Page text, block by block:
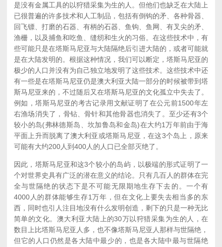
是没有金属工具的以狩猎采集为生的人。但他们也缺乏在大陆上
已很普遍的许多技术和人工制品，包括有倒钩的矛、各种骨器、
回飞镖、打磨的石器、有柄的石器、鱼钩、鱼网、有叉尖的矛、
渔栅，以及捕鱼和吃鱼、缝纫和生火的习俗。在这些技术中，有
些可能只是在塔斯马尼亚与大陆隔绝后引进大陆的，或者可能就
是在大陆发明的。根据这种情况，我们可以断定，塔斯马尼亚的
极少的人口并没有为自己独立地发明了这些技术。这些技术中还
有一些是在塔斯马尼亚仍是澳大利亚大陆一部分的时候被带到塔
斯马尼亚来的，不过随后又在塔斯马尼亚的文化孤立中失去了。
例如，塔斯马尼亚的考古记录用文献证明了在公元前1500年左
右渔场消失了，骨钻、骨针和其他骨器也消失了。至少还有3个
较小的岛(弗林德斯岛、坎加鲁岛和金岛)在大约1万年前由于海
平面上升而脱离了澳大利亚或塔斯马尼亚，在这3个岛上，原来
可能有大约200人到400人的人口已全部灭绝了。
因此，塔斯马尼亚和这3个较小的岛屿，以极端的形式证明了一
个对世界史具有广泛的潜在意义的结论。只有几百人的群体在完
全与世隔绝的状态下是不可能无限期地生存下去的。一个有
4000人的群体能够生存1万年，但在文化上要失去相当多的东
西，同时也引人注目地没有什么发明创造，剩下的只是一种无比
简单的文化。澳大利亚大陆上的30万以狩猎采集为生的人，在
数目上比塔斯马尼亚人多，也不像塔斯马尼亚人那样与世隔绝，
但它的人口仍然是各大陆中最少的，也是各大陆中最与世隔绝